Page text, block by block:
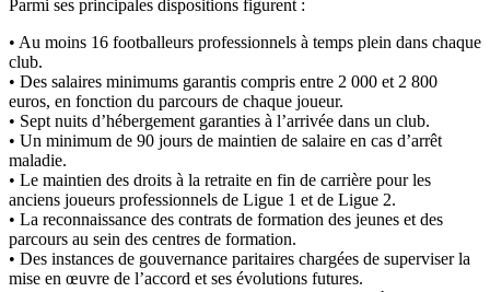
Parmi ses principales dispositions figurent :
• Au moins 16 footballeurs professionnels à temps plein dans chaque
club.
• Des salaires minimums garantis compris entre 2 000 et 2 800
euros, en fonction du parcours de chaque joueur.
• Sept nuits d’hébergement garanties à l’arrivée dans un club.
• Un minimum de 90 jours de maintien de salaire en cas d’arrêt
maladie.
• Le maintien des droits à la retraite en fin de carrière pour les
anciens joueurs professionnels de Ligue 1 et de Ligue 2.
• La reconnaissance des contrats de formation des jeunes et des
parcours au sein des centres de formation.
• Des instances de gouvernance paritaires chargées de superviser la
mise en œuvre de l’accord et ses évolutions futures.